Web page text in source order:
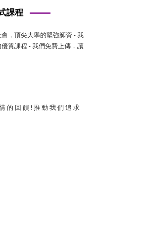
課程
，頂尖大學的堅強師資 - 我
質課程 - 我們免費上傳，讓
的 回 饋 ! 推 動 我 們 追 求